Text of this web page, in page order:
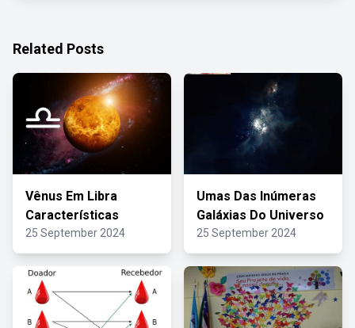
Related Posts
Vênus Em Libra
Características
25 September 2024
Umas Das Inúmeras
Galáxias Do Universo
25 September 2024